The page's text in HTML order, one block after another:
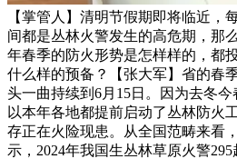
【掌管人】清明节假期即将临近，
间都是丛林火警发生的高危期，那
年春季的防火形势是怎样样的，都
什么样的预备？【张大军】省的春
头一曲持续到6月15日。因为去冬
以本年各地都提前启动了丛林防火
存正在火险现患。从全国范畴来看
示，2024年我国生丛林草原火警